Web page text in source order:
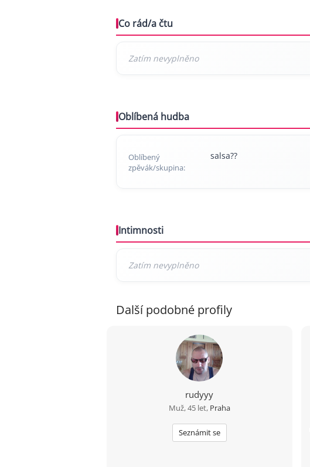
Co rád/a čtu
Oblíbená hudba
Oblíbený
zpěvák/skupina:
salsa??
Intimnosti
Další podobné profily
rudyyy
Muž, 45 let, Praha
Seznámit se